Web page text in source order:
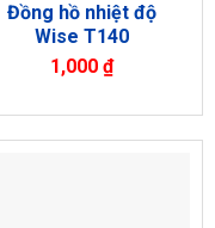
Đồng hồ nhiệt độ
Wise T140
1,000 ₫